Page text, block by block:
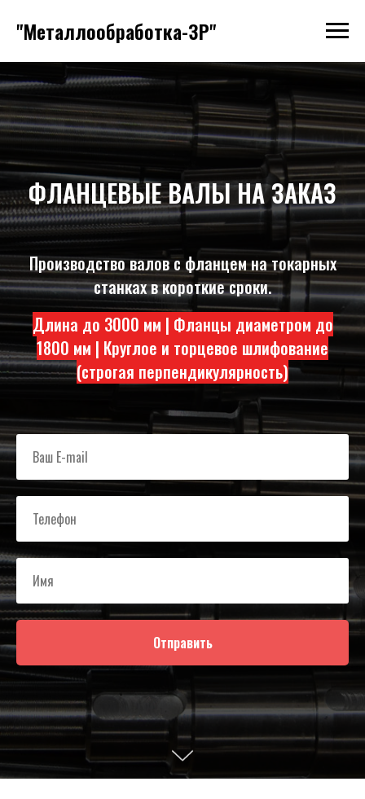
"Металлообработка-ЗР"
ФЛАНЦЕВЫЕ ВАЛЫ НА ЗАКАЗ
Производство валов с фланцем на токарных
станках в короткие сроки.
Длина до 3000 мм | Фланцы диаметром до
1800 мм | Круглое и торцевое шлифование
(строгая перпендикулярность)
Отправить